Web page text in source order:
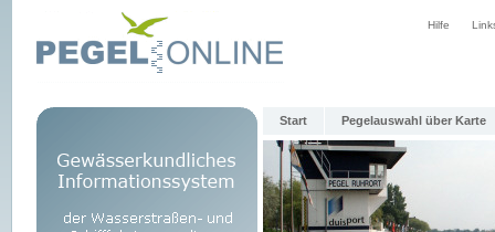
Hilfe
Start Pegelauswahl über Karte